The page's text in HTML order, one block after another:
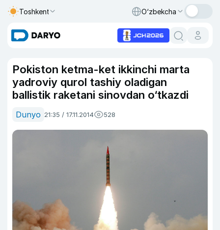
Toshkent O‘zbekcha
Pokiston ketma-ket ikkinchi marta
yadroviy qurol tashiy oladigan
ballistik raketani sinovdan o‘tkazdi
Dunyo 21:35 / 17.11.2014 528